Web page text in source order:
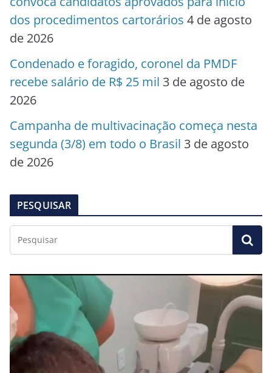
dos procedimentos cartorários 4 de agosto
de 2026
Condenado e foragido, coronel da PMDF
recebe salário de R$ 25 mil 3 de agosto de
2026
Campanha de multivacinação começa nesta
segunda (3/8) em todo o Brasil 3 de agosto
de 2026
PESQUISAR